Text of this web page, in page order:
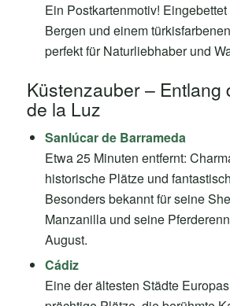
Ein Postkartenmotiv!
Bergen und einem
perfekt für Naturliebhaber und
Küstenzauber – Entlang
de la Luz
Sanlúcar de Barrameda
Etwa 25 Minuten entfernt:
historische Plätze und
Besonders bekannt für seine
Manzanilla und seine
August.
Cádiz
Eine der ältesten Städte